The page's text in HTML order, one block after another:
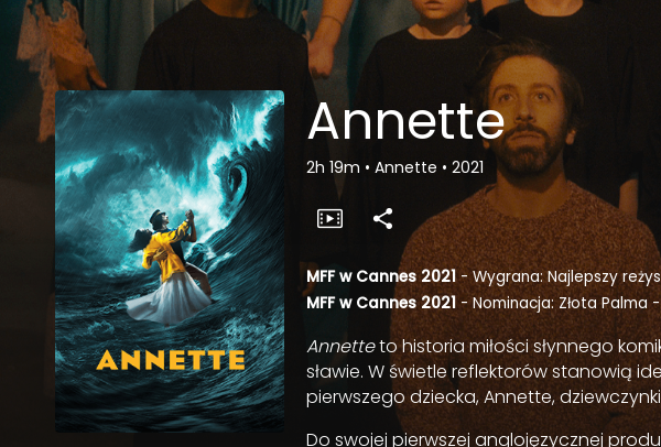
Annette
2h 19m • Annette • 2021
MFF w Cannes 2021- Wygrana: Najlepszy
MFF w Cannes 2021 - Nominacja: Złota Palma
Annetteto historia miłości słynnego
sławie. W świetle reflektorów stanowią
pierwszego dziecka, Annette,
Do swojej pierwszej anglojęzycznej